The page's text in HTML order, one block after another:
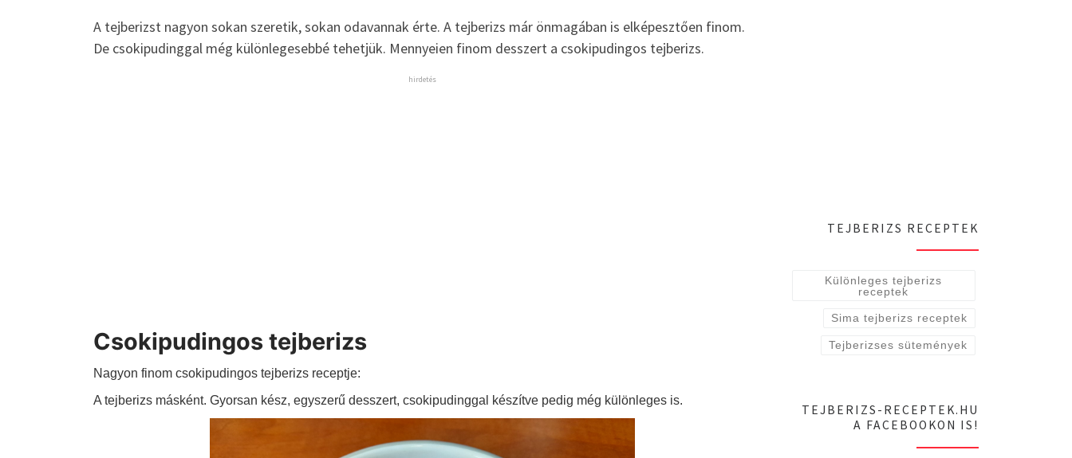
A tejberizst nagyon sokan szeretik, sokan odavannak érte. A tejberizs már önmagában is elképesztően finom.
De csokipudinggal még különlegesebbé tehetjük. Mennyeien finom desszert a csokipudingos tejberizs.
hirdetés
Csokipudingos tejberizs
Nagyon finom csokipudingos tejberizs receptje:
A tejberizs másként. Gyorsan kész, egyszerű desszert, csokipudinggal készítve pedig még különleges is.
TEJBERIZS RECEPTEK
Különleges tejberizs
receptek
Sima tejberizs receptek
Tejberizses sütemények
TEJBERIZS-RECEPTEK.HU
A FACEBOOKON IS!